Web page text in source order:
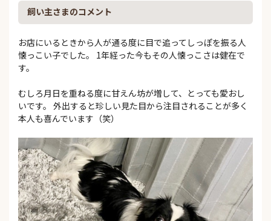
飼い主さまのコメント
お店にいるときから人が通る度に目で追ってしっぽを振る人
懐っこい子でした。 1年経った今もその人懐っこさは健在で
す。
むしろ月日を重ねる度に甘えん坊が増して、とっても愛おし
いです。 外出すると珍しい見た目から注目されることが多く
本人も喜んでいます（笑）